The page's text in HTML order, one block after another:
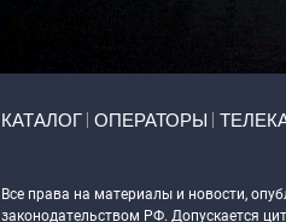
КАТАЛОГ ОПЕРАТОРЫ
Все права на материалы и новости,
законодательством РФ. Допускается